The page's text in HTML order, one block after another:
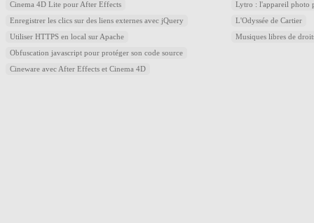
Cinema 4D Lite pour After Effects
Enregistrer les clics sur des liens externes avec jQuery
Utiliser HTTPS en local sur Apache
Obfuscation javascript pour protéger son code source
Cineware avec After Effects et Cinema 4D
Lytro : l'appareil photo
L'Odyssée de Cartier
Musiques libres de